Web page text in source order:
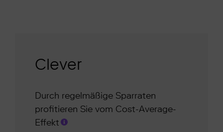
Clever
Durch regelmäßige Sparraten
profitieren Sie vom Cost-Average-
Effekt